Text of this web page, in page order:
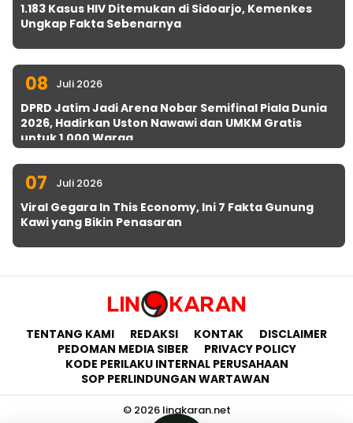
1.183 Kasus HIV Ditemukan di Sidoarjo, Kemenkes
Ungkap Fakta Sebenarnya
08 Juli 2026
DPRD Jatim Jadi Arena Nobar Semifinal Piala Dunia
2026, Hadirkan Uston Nawawi dan UMKM Gratis
untuk 1.000 Warga
07 Juli 2026
Viral Gegara In This Economy, Ini 7 Fakta Gunung
Kawi yang Bikin Penasaran
TENTANG KAMI REDAKSI KONTAK
DISCLAIMER
PEDOMAN MEDIA SIBER
PRIVACY POLICY
KODE PERILAKU INTERNAL PERUSAHAAN
SOP PERLINDUNGAN WARTAWAN
© 2026 lingkaran.net